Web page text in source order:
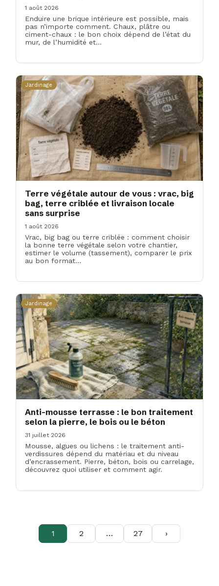
1 août 2026
Enduire une brique intérieure est possible, mais
pas n’importe comment. Chaux, plâtre ou
ciment-chaux : le bon choix dépend de l’état du
mur, de l’humidité et…
Jardinage
Terre végétale autour de vous : vrac, big
bag, terre criblée et livraison locale
sans surprise
1 août 2026
Vrac, big bag ou terre criblée : comment choisir
la bonne terre végétale selon votre chantier,
estimer le volume (tassement), comparer le prix
au bon format…
Jardinage
Anti-mousse terrasse : le bon traitement
selon la pierre, le bois ou le béton
31 juillet 2026
Mousse, algues ou lichens : le traitement anti-
verdissures dépend du matériau et du niveau
d’encrassement. Pierre, béton, bois ou carrelage,
découvrez quoi utiliser et comment agir.
1 2 … 27 ›